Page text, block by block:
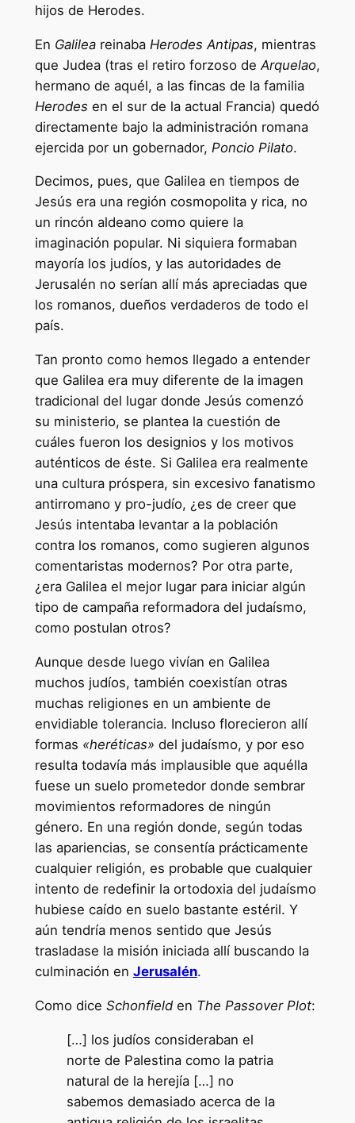
hijos de Herodes.
En Galileareinaba Herodes Antipas, mientras
que Judea (tras el retiro forzoso de Arquelao,
hermano de aquél, a las fincas de la familia
Herodes en el sur de la actual Francia) quedó
directamente bajo la administración romana
ejercida por un gobernador, Poncio Pilato.
Decimos, pues, que Galilea en tiempos de
Jesús era una región cosmopolita y rica, no
un rincón aldeano como quiere la
imaginación popular. Ni siquiera formaban
mayoría los judíos, y las autoridades de
Jerusalén no serían allí más apreciadas que
los romanos, dueños verdaderos de todo el
país.
Tan pronto como hemos llegado a entender
que Galilea era muy diferente de la imagen
tradicional del lugar donde Jesús comenzó
su ministerio, se plantea la cuestión de
cuáles fueron los designios y los motivos
auténticos de éste. Si Galilea era realmente
una cultura próspera, sin excesivo fanatismo
antirromano y pro-judío, ¿es de creer que
Jesús intentaba levantar a la población
contra los romanos, como sugieren algunos
comentaristas modernos? Por otra parte,
¿era Galilea el mejor lugar para iniciar algún
tipo de campaña reformadora del judaísmo,
como postulan otros?
Aunque desde luego vivían en Galilea
muchos judíos, también coexistían otras
muchas religiones en un ambiente de
envidiable tolerancia. Incluso florecieron allí
formas «heréticas» del judaísmo, y por eso
resulta todavía más implausible que aquélla
fuese un suelo prometedor donde sembrar
movimientos reformadores de ningún
género. En una región donde, según todas
las apariencias, se consentía prácticamente
cualquier religión, es probable que cualquier
intento de redefinir la ortodoxia del judaísmo
hubiese caído en suelo bastante estéril. Y
aún tendría menos sentido que Jesús
trasladase la misión iniciada allí buscando la
culminación en Jerusalén.
Como dice Schonfielden The Passover Plot:
[…] los judíos consideraban el
norte de Palestina como la patria
natural de la herejía […] no
sabemos demasiado acerca de la